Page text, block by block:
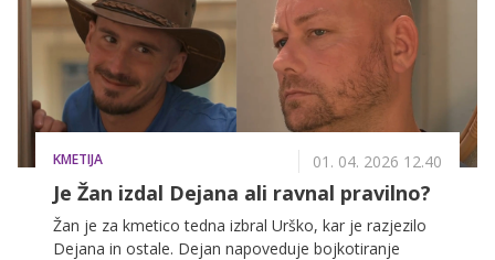
KMETIJA 01. 04. 2026 12.40
Je Žan izdal Dejana ali ravnal pravilno?
Žan je za kmetico tedna izbral Urško, kar je razjezilo
Dejana in ostale. Dejan napoveduje bojkotiranje